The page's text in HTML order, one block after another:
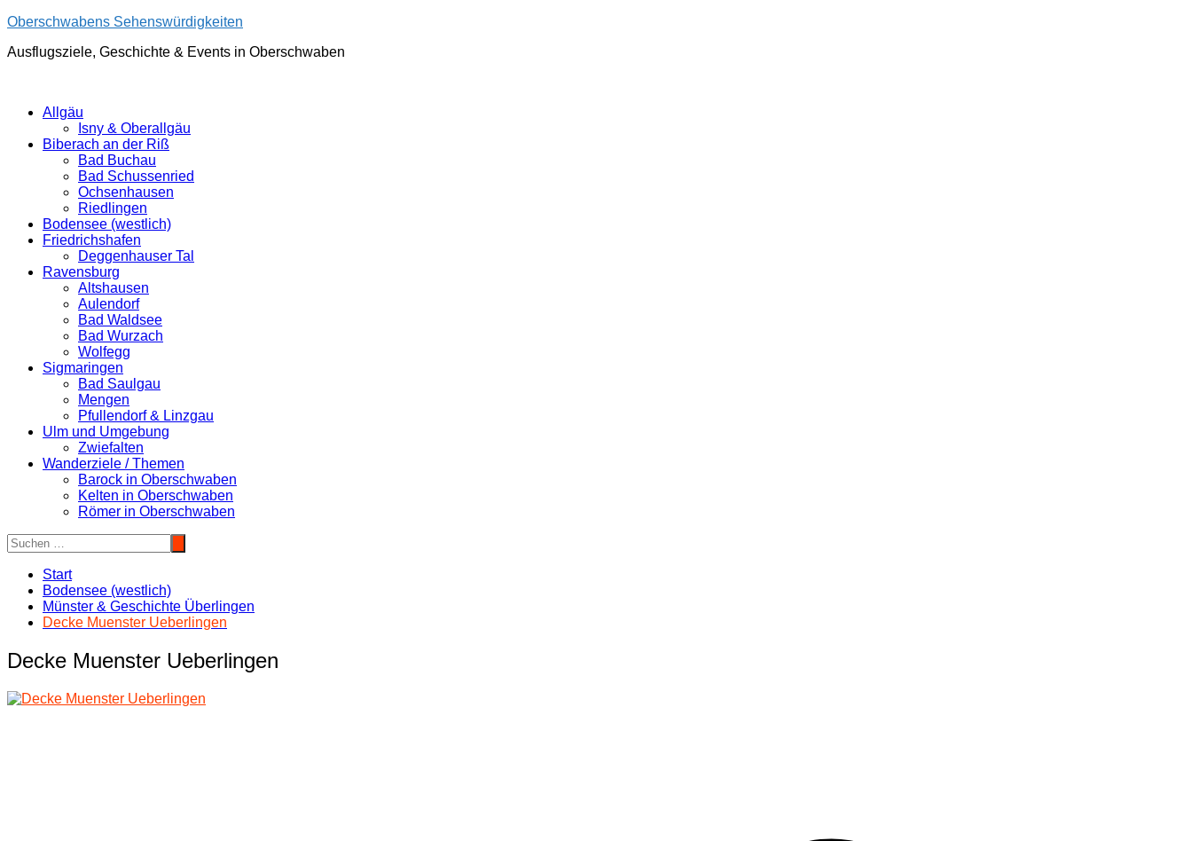
Oberschwabens Sehenswürdigkeiten
Ausflugsziele, Geschichte & Events in Oberschwaben
Allgäu
Isny & Oberallgäu
Biberach an der Riß
Bad Buchau
Bad Schussenried
Ochsenhausen
Riedlingen
Bodensee (westlich)
Friedrichshafen
Deggenhauser Tal
Ravensburg
Altshausen
Aulendorf
Bad Waldsee
Bad Wurzach
Wolfegg
Sigmaringen
Bad Saulgau
Mengen
Pfullendorf & Linzgau
Ulm und Umgebung
Zwiefalten
Wanderziele / Themen
Barock in Oberschwaben
Kelten in Oberschwaben
Römer in Oberschwaben
Start
Bodensee (westlich)
Münster & Geschichte Überlingen
Decke Muenster Ueberlingen
Decke Muenster Ueberlingen